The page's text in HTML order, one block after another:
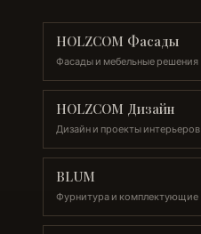
HOLZCOM Фасады
Фасады и мебельные решения
HOLZCOM Дизайн
Дизайн и проекты интерьеров
BLUM
Фурнитура и комплектующие